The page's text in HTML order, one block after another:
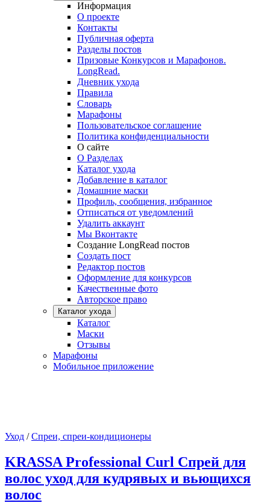
Информация
О проекте
Контакты
Публичная оферта
Разделы постов
Призовые Конкурсов и Марафонов.
LongRead.
Дневник ухода
Правила
Словарь
Марафоны
Пользовательское соглашение
Политика конфиденциальности
О сайте
О Разделах
Каталог ухода
Добавление в каталог
Домашние маски
Профиль, сообщения, избранное
Отписаться от уведомлений
Удалить аккаунт
Мы Вконтакте
Создание LongRead постов
Создать пост
Редактор постов
Оформление для конкурсов
Качественные фото
Авторское право
Каталог ухода
Каталог
Маски
Отзывы
Марафоны
Мобильное приложение
Уход /Спреи, спреи-кондиционеры
KRASSA Professional Curl Спрей для
волос уход для кудрявых и вьющихся
волос